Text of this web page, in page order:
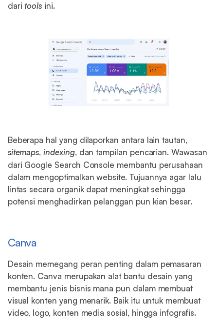
daritools ini.
Beberapa hal yang dilaporkan antara lain tautan,
sitemaps,indexing, dan tampilan pencarian. Wawasan
dari Google Search Console membantu perusahaan
dalam mengoptimalkan website. Tujuannya agar lalu
lintas secara organik dapat meningkat sehingga
potensi menghadirkan pelanggan pun kian besar.
Canva
Desain memegang peran penting dalam pemasaran
konten. Canva merupakan alat bantu desain yang
membantu jenis bisnis mana pun dalam membuat
visual konten yang menarik. Baik itu untuk membuat
video, logo, konten media sosial, hingga infografis.